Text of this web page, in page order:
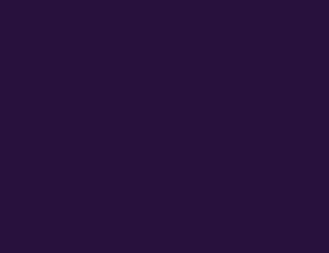
zahvaljujući kojoj se maskica
su od silikonskih, no nemaju tako
udaraca.